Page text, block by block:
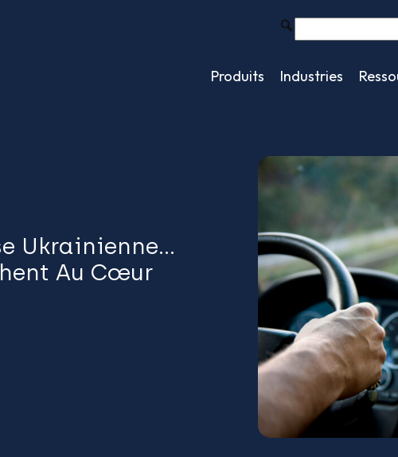
Produits Industries
Ukrainienne…
Au Cœur